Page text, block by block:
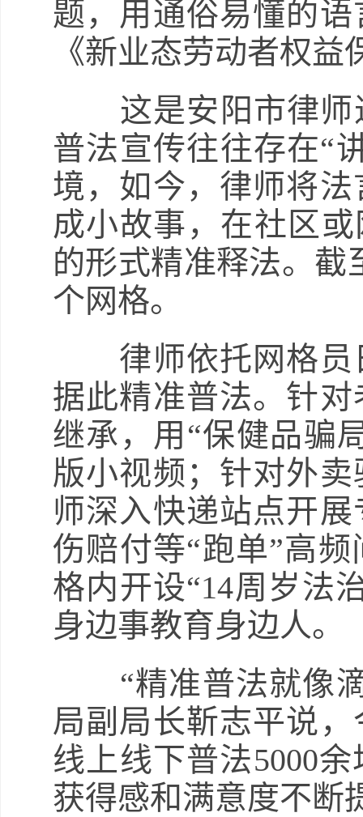
题，用通俗易懂的
《新业态劳动者权
这是安阳市律师
普法宣传往往存在“
境，如今，律师将
成小故事，在社区
的形式精准释法。截
个网格。
律师依托网格员
据此精准普法。针
继承，用“保健品骗
版小视频；针对外
师深入快递站点开
伤赔付等“跑单”高
格内开设“14周岁法
身边事教育身边人。
“精准普法就像滴
局副局长靳志平说
线上线下普法5000
获得感和满意度不断